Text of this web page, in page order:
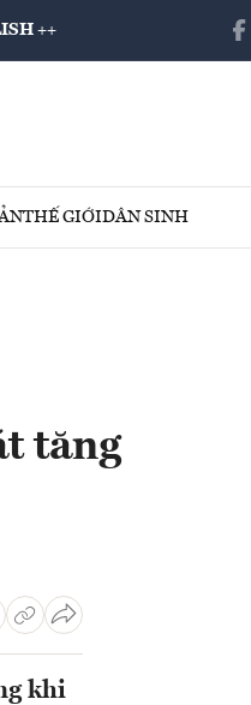
++
THẾ GIỚIDÂN SINH
tăng
khi